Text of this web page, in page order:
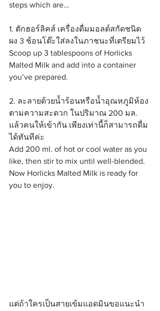
steps which are…
1. ตักฮอร์ลิคส์ เครื่องดื่มมอลต์สกัดชนิด
ผง 3 ช้อนโต๊ะใส่ลงในภาชนะที่เตรียมไว้
Scoop up 3 tablespoons of Horlicks
Malted Milk and add into a container
you’ve prepared.
2. ละลายด้วยน้ำร้อนหรือน้ำอุณหภูมิห้อง
ตามความสะดวก ในปริมาณ 200 มล.
แล้วคนให้เข้ากัน เพียงเท่านี้ก็สามารถดื่ม
ได้ทันทีค่ะ
Add 200 ml. of hot or cool water as you
like, then stir to mix until well-blended.
Now Horlicks Malted Milk is ready for
you to enjoy.
แต่ถ้าใครเป็นสายเข้มแอดมินขอแนะนำ